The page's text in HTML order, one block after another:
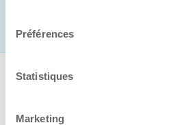
Préférences
Statistiques
Marketing
Suivez-nous